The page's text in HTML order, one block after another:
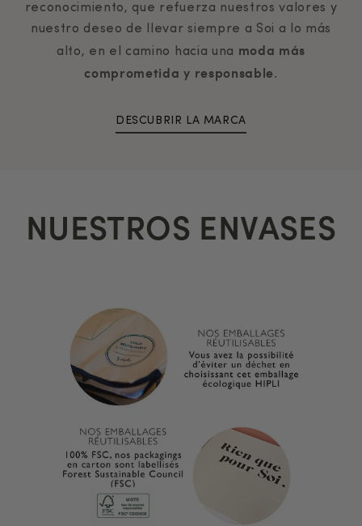
reconocimiento, que refuerza nuestros valores y
nuestro deseo de llevar siempre a Soi a lo más
alto, en el camino hacia una moda más
comprometida y responsable.
DESCUBRIR LA MARCA
NUESTROS ENVASES